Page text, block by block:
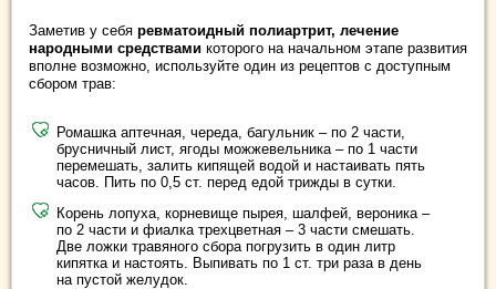
Заметив у себя ревматоидный полиартрит, лечение
народными средствами которого на начальном этапе развития
вполне возможно, используйте один из рецептов с доступным
сбором трав:
Ромашка аптечная, череда, багульник – по 2 части,
брусничный лист, ягоды можжевельника – по 1 части
перемешать, залить кипящей водой и настаивать пять
часов. Пить по 0,5 ст. перед едой трижды в сутки.
Корень лопуха, корневище пырея, шалфей, вероника –
по 2 части и фиалка трехцветная – 3 части смешать.
Две ложки травяного сбора погрузить в один литр
кипятка и настоять. Выпивать по 1 ст. три раза в день
на пустой желудок.